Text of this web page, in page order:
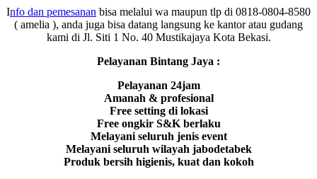
Info dan pemesanan bisa melalui wa maupun tlp di 0818-0804-8580
( amelia ), anda juga bisa datang langsung ke kantor atau gudang
kami di Jl. Siti 1 No. 40 Mustikajaya Kota Bekasi.
Pelayanan Bintang Jaya :
Pelayanan 24jam
Amanah & profesional
Free setting di lokasi
Free ongkir S&K berlaku
Melayani seluruh jenis event
Melayani seluruh wilayah jabodetabek
Produk bersih higienis, kuat dan kokoh